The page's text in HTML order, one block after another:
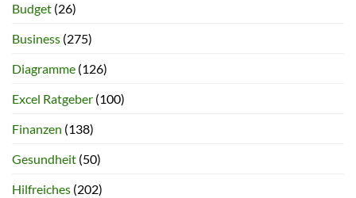
Budget (26)
Business (275)
Diagramme (126)
Excel Ratgeber (100)
Finanzen (138)
Gesundheit (50)
Hilfreiches (202)